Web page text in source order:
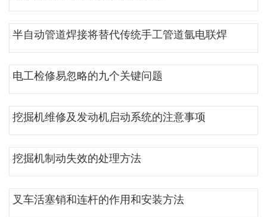
半自动管道焊接将替代传统手工管道氩电联焊
电工检修易忽略的九个关键问题
挖掘机维修及发动机启动系统的注意事项
挖掘机制动失效的处理方法
叉车活塞销和连杆的作用和安装方法